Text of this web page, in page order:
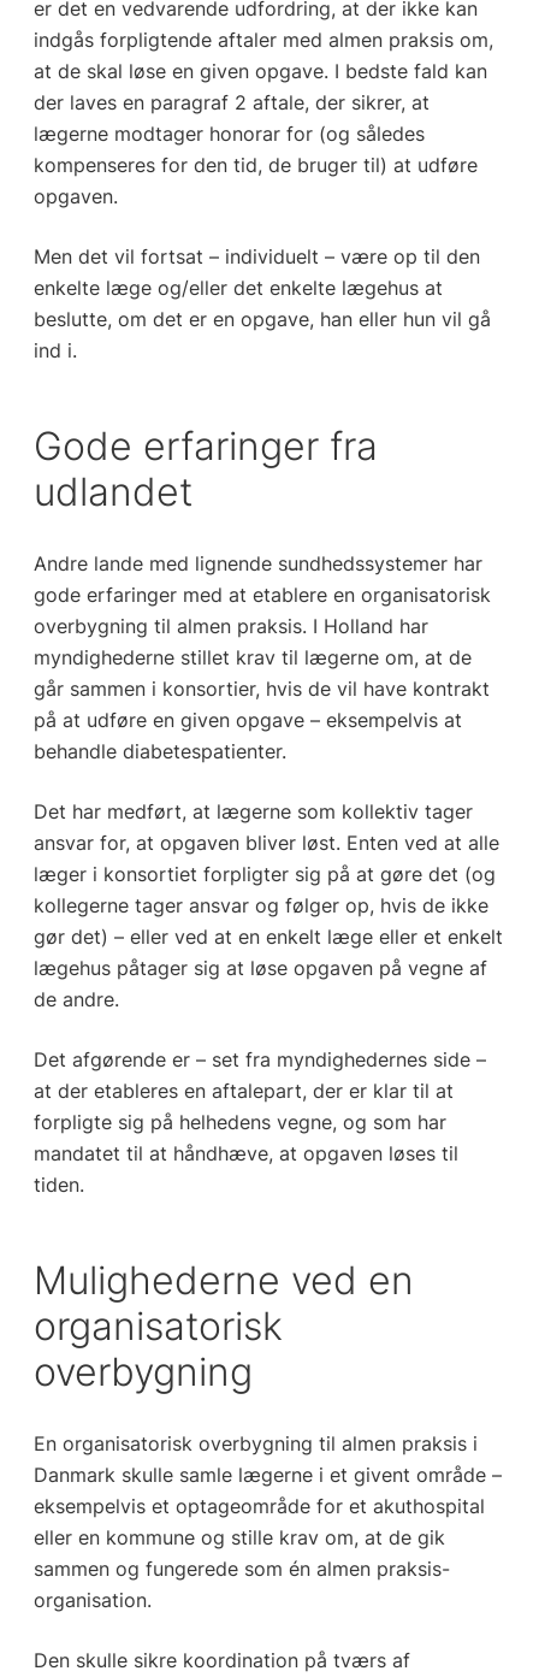
er det en vedvarende udfordring, at der ikke kan
indgås forpligtende aftaler med almen praksis om,
at de skal løse en given opgave. I bedste fald kan
der laves en paragraf 2 aftale, der sikrer, at
lægerne modtager honorar for (og således
kompenseres for den tid, de bruger til) at udføre
opgaven.
Men det vil fortsat – individuelt – være op til den
enkelte læge og/eller det enkelte lægehus at
beslutte, om det er en opgave, han eller hun vil gå
ind i.
Gode erfaringer fra
udlandet
Andre lande med lignende sundhedssystemer har
gode erfaringer med at etablere en organisatorisk
overbygning til almen praksis. I Holland har
myndighederne stillet krav til lægerne om, at de
går sammen i konsortier, hvis de vil have kontrakt
på at udføre en given opgave – eksempelvis at
behandle diabetespatienter.
Det har medført, at lægerne som kollektiv tager
ansvar for, at opgaven bliver løst. Enten ved at alle
læger i konsortiet forpligter sig på at gøre det (og
kollegerne tager ansvar og følger op, hvis de ikke
gør det) – eller ved at en enkelt læge eller et enkelt
lægehus påtager sig at løse opgaven på vegne af
de andre.
Det afgørende er – set fra myndighedernes side –
at der etableres en aftalepart, der er klar til at
forpligte sig på helhedens vegne, og som har
mandatet til at håndhæve, at opgaven løses til
tiden.
Mulighederne ved en
organisatorisk
overbygning
En organisatorisk overbygning til almen praksis i
Danmark skulle samle lægerne i et givent område –
eksempelvis et optageområde for et akuthospital
eller en kommune og stille krav om, at de gik
sammen og fungerede som én almen praksis-
organisation.
Den skulle sikre koordination på tværs af